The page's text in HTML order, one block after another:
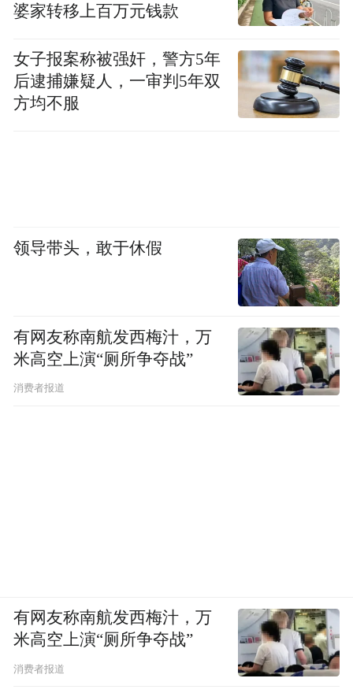
婆家转移上百万元钱款
女子报案称被强奸，警方5年
后逮捕嫌疑人，一审判5年双
方均不服
领导带头，敢于休假
有网友称南航发西梅汁，万
米高空上演“厕所争夺战”
消费者报道
有网友称南航发西梅汁，万
米高空上演“厕所争夺战”
消费者报道